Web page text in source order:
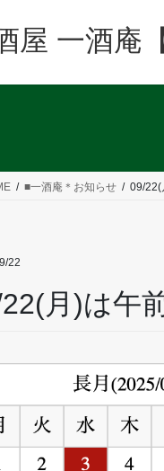
屋 一酒庵
■一酒庵＊お知らせ 09/22(
22
月)は午